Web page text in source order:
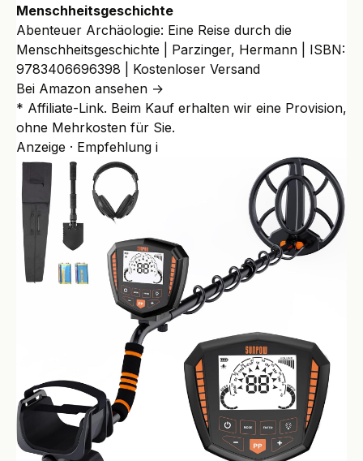
Menschheitsgeschichte
Abenteuer Archäologie: Eine Reise durch die
Menschheitsgeschichte | Parzinger, Hermann | ISBN:
9783406696398 | Kostenloser Versand
Bei Amazon ansehen →
* Affiliate-Link. Beim Kauf erhalten wir eine Provision,
ohne Mehrkosten für Sie.
Anzeige · Empfehlung i